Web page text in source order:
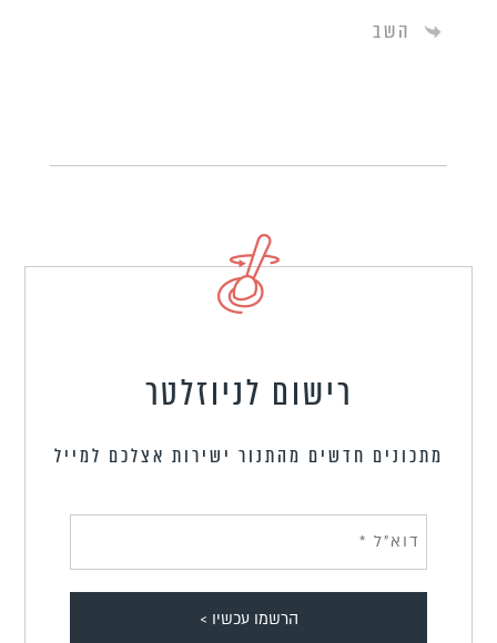
השב
רישום לניוזלטר
מתכונים חדשים מהתנור ישירות אצלכם למייל